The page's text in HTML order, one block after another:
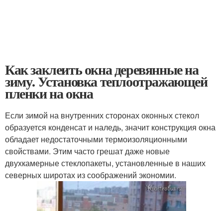
Как заклеить окна деревянные на
зиму. Установка теплоотражающей
пленки на окна
Если зимой на внутренних сторонах оконных стекол
образуется конденсат и наледь, значит конструкция окна
обладает недостаточными термоизоляционными
свойствами. Этим часто грешат даже новые
двухкамерные стеклопакеты, установленные в наших
северных широтах из соображений экономии.